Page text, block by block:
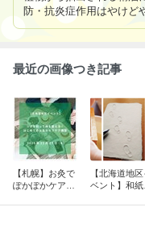
防・抗炎症作用はやけど
り」がこころを緩めます
最近の画像つき記事
【札幌】お灸で
ぽかぽかケアし
【北海道地区
ベント】和紙